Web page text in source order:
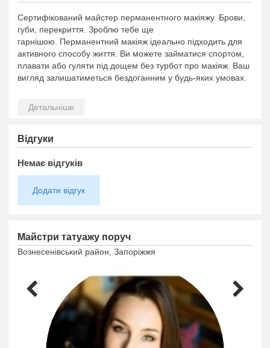
Сертифікований майстер перманентного макіяжу. Брови,
губи, перекриття. Зроблю тебе ще
гарнішою. Перманентний макіяж ідеально підходить для
активного способу життя. Ви можете займатися спортом,
плавати або гуляти під дощем без турбот про макіяж. Ваш
вигляд залишатиметься бездоганним у будь-яких умовах.
Відгуки
Немає відгуків
Додати відгук
Майстри татуажу поруч
Вознесенівський район, Запоріжжя